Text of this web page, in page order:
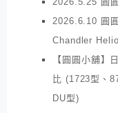
2026.6.10 圓
Chandler
【圓圓小舖】
比 (1723型、
DU型)